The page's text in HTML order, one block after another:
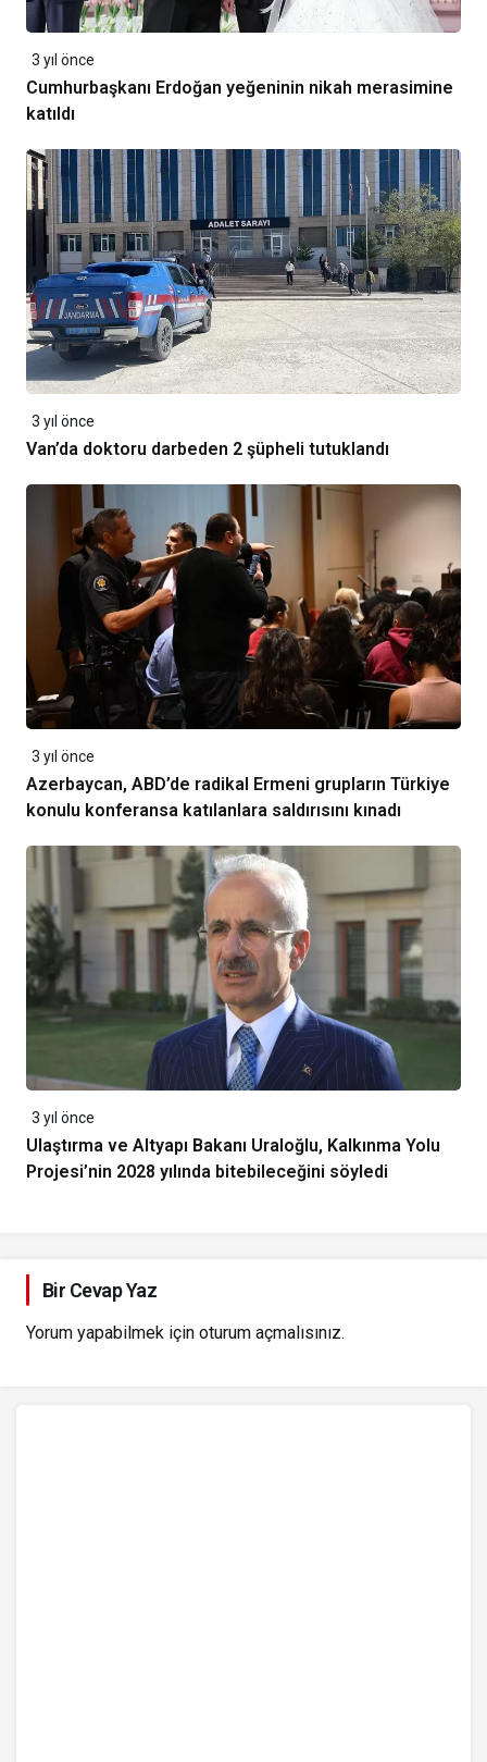
3 yıl önce
Cumhurbaşkanı Erdoğan yeğeninin nikah merasimine
katıldı
3 yıl önce
Van’da doktoru darbeden 2 şüpheli tutuklandı
3 yıl önce
Azerbaycan, ABD’de radikal Ermeni grupların Türkiye
konulu konferansa katılanlara saldırısını kınadı
3 yıl önce
Ulaştırma ve Altyapı Bakanı Uraloğlu, Kalkınma Yolu
Projesi’nin 2028 yılında bitebileceğini söyledi
Bir Cevap Yaz
Yorum yapabilmek için oturum açmalısınız.